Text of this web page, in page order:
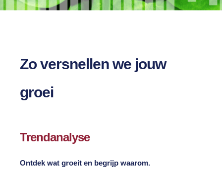
Zo versnellen we jouw
groei
Trendanalyse
Ontdek wat groeit en begrijp waarom.